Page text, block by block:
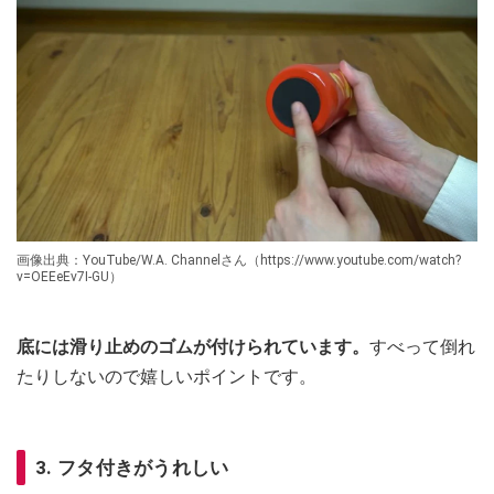
画像出典：YouTube/W.A. Channelさん（https://www.youtube.com/watch?
v=OEEeEv7I-GU）
底には滑り止めのゴムが付けられています。 すべって倒れ
たりしないので嬉しいポイントです。
3. フタ付きがうれしい